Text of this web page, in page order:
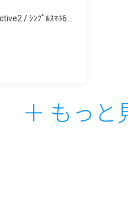
/ ｼﾝﾌﾟﾙｽﾏﾎ6...
＋ もっと